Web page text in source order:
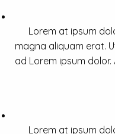
Lorem at ipsum
magna aliquam erat.
ad Lorem ipsum
Lorem at ipsum